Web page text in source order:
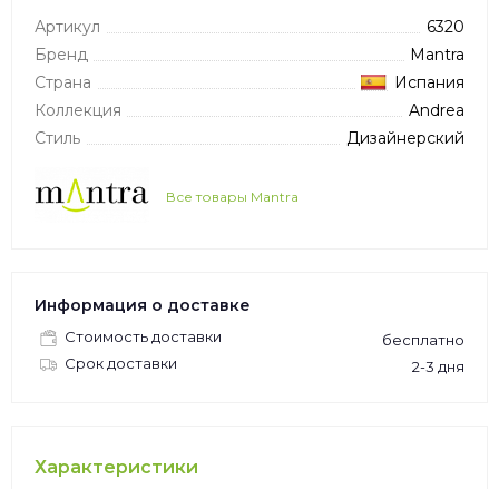
Артикул
6320
Бренд
Mantra
Страна
Испания
Коллекция
Andrea
Стиль
Дизайнерский
Все товары Mantra
Информация о доставке
Стоимость доставки
бесплатно
Срок доставки
2-3 дня
Характеристики